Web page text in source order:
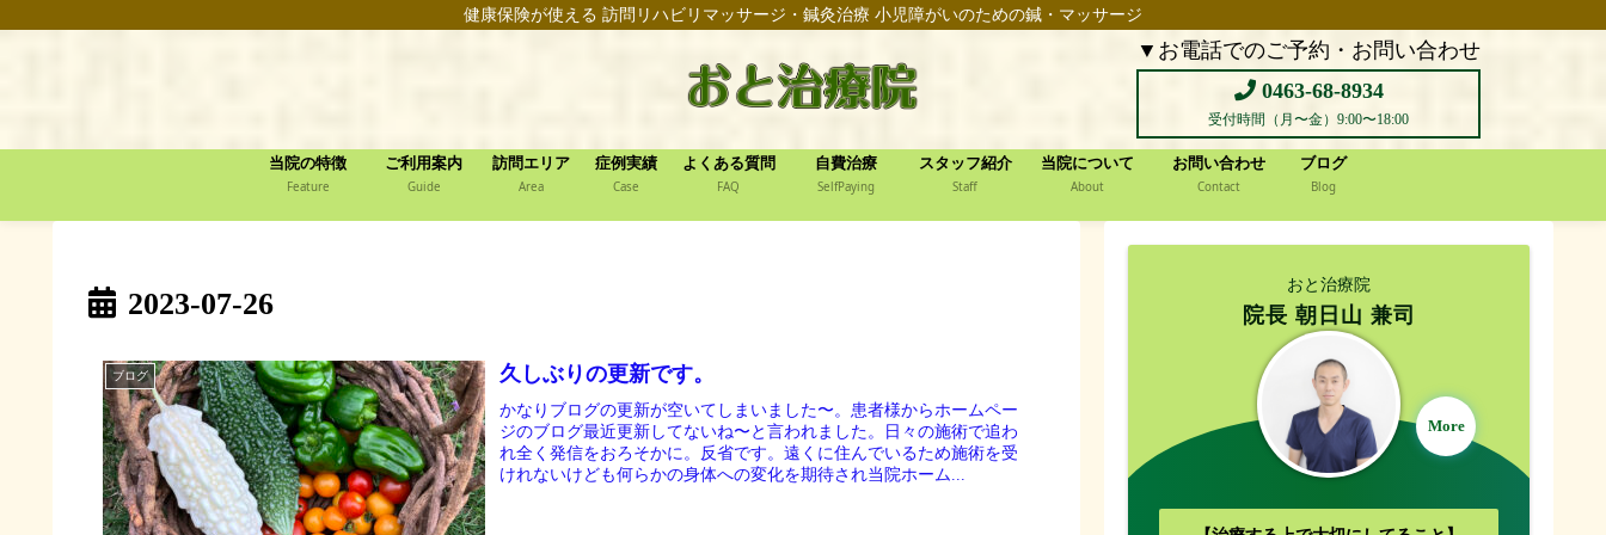
健康保険が使える 訪問リハビリマッサージ・鍼灸治療 小児障がいのための鍼・マッサージ
▼お電話でのご予約・お問い合わせ
0463-68-8934
受付時間（月〜金）9:00〜18:00
当院の特徴
Feature
ご利用案内
Guide
訪問エリア
Area
症例実績
Case
よくある質問
FAQ
自費治療
SelfPaying
スタッフ紹介
Staff
当院について
About
お問い合わせ
Contact
ブログ
Blog
2023-07-26
ブログ 久しぶりの更新です。
かなりブログの更新が空いてしまいました〜。患者様からホームペー
ジのブログ最近更新してないね〜と言われました。日々の施術で追わ
れ全く発信をおろそかに。反省です。遠くに住んでいるため施術を受
けれないけども何らかの身体への変化を期待され当院ホーム...
おと治療院
院長 朝日山 兼司
More